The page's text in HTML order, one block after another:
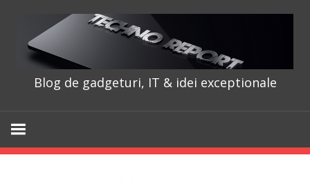
content
Blog de gadgeturi, IT & idei exceptionale